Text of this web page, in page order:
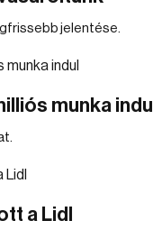
jelentése.
munka indul
a Lidl